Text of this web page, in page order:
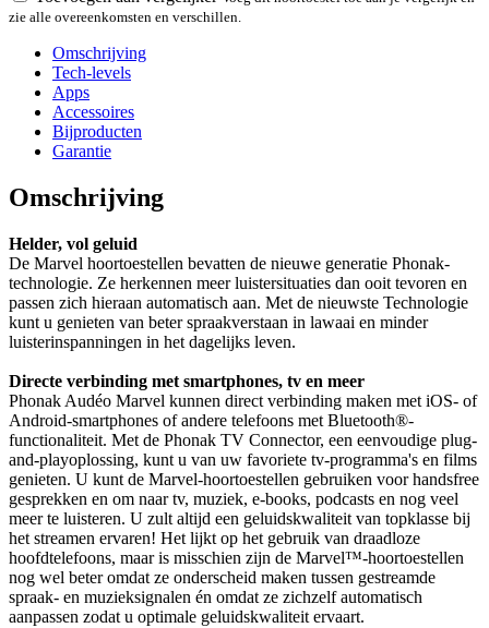
zie alle overeenkomsten en verschillen.
Omschrijving
Tech-levels
Apps
Accessoires
Bijproducten
Garantie
Omschrijving
Helder, vol geluid
De Marvel hoortoestellen bevatten de nieuwe generatie Phonak-
technologie. Ze herkennen meer luistersituaties dan ooit tevoren en
passen zich hieraan automatisch aan. Met de nieuwste Technologie
kunt u genieten van beter spraakverstaan in lawaai en minder
luisterinspanningen in het dagelijks leven.
Directe verbinding met smartphones, tv en meer
Phonak Audéo Marvel kunnen direct verbinding maken met iOS- of
Android-smartphones of andere telefoons met Bluetooth®-
functionaliteit. Met de Phonak TV Connector, een eenvoudige plug-
and-playoplossing, kunt u van uw favoriete tv-programma's en films
genieten. U kunt de Marvel-hoortoestellen gebruiken voor handsfree
gesprekken en om naar tv, muziek, e-books, podcasts en nog veel
meer te luisteren. U zult altijd een geluidskwaliteit van topklasse bij
het streamen ervaren! Het lijkt op het gebruik van draadloze
hoofdtelefoons, maar is misschien zijn de Marvel™-hoortoestellen
nog wel beter omdat ze onderscheid maken tussen gestreamde
spraak- en muzieksignalen én omdat ze zichzelf automatisch
aanpassen zodat u optimale geluidskwaliteit ervaart.